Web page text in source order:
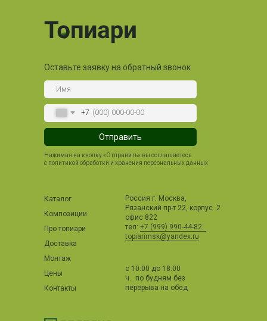
Оставьте заявку на обратный звонок
+7
Отправить
Нажимая на кнопку «Отправить» вы соглашаетесь
с политикой обработки и хранения персональных данных
Каталог
Композиции
Про топиари
Доставка
Монтаж
Цены
Контакты
с 10:00 до 18:00
ч. по будням без
перерыва на обед
Россия г. Москва,
Рязанский пр-т 22, корпус. 2
офис 822
тел: +7 (999) 990-44-82
topiarimsk@yandex.ru